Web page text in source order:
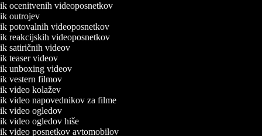
ocenitvenih videoposnetkov
outrojev
potovalnih videoposnetkov
reakcijskih videoposnetkov
satiričnih videov
teaser videov
unboxing videov
vestern filmov
video kolažev
video napovednikov za filme
video ogledov
video ogledov hiše
video posnetkov avtomobilov